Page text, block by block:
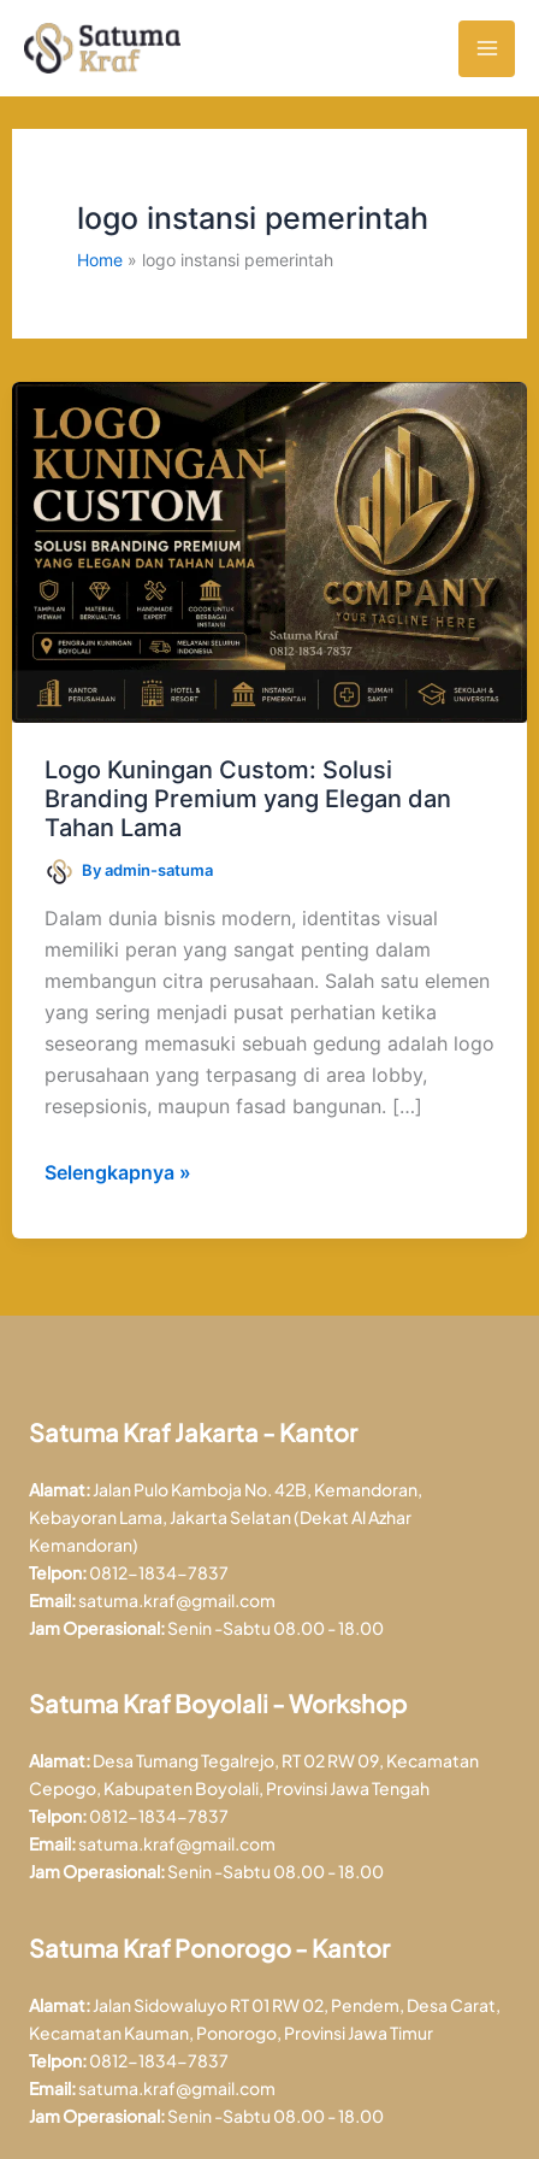
logo instansi pemerintah
Home logo instansi pemerintah
Logo Kuningan Custom: Solusi
Branding Premium yang Elegan dan
Tahan Lama
Byadmin-satuma
Dalam dunia bisnis modern, identitas visual
memiliki peran yang sangat penting dalam
membangun citra perusahaan. Salah satu elemen
yang sering menjadi pusat perhatian ketika
seseorang memasuki sebuah gedung adalah logo
perusahaan yang terpasang di area lobby,
resepsionis, maupun fasad bangunan. […]
Kuningan
Custom:
Solusi
Branding
Premium
yang
Elegan
dan
Tahan
Lama
Selengkapnya »
Satuma Kraf Jakarta - Kantor
Alamat: Jalan Pulo Kamboja No. 42B, Kemandoran,
Kebayoran Lama, Jakarta Selatan (Dekat Al Azhar
Kemandoran)
Telpon:0812-1834-7837
Email:satuma.kraf@gmail.com
Jam Operasional:Senin -Sabtu 08.00 - 18.00
Satuma Kraf Boyolali - Workshop
Alamat:Desa Tumang Tegalrejo, RT 02 RW 09, Kecamatan
Cepogo, Kabupaten Boyolali, Provinsi Jawa Tengah
Telpon:0812-1834-7837
Email:satuma.kraf@gmail.com
Jam Operasional:Senin -Sabtu 08.00 - 18.00
Satuma Kraf Ponorogo - Kantor
Alamat: Jalan Sidowaluyo RT 01 RW 02, Pendem, Desa Carat,
Kecamatan Kauman, Ponorogo, Provinsi Jawa Timur
Telpon:0812-1834-7837
Email:satuma.kraf@gmail.com
Jam Operasional:Senin -Sabtu 08.00 - 18.00